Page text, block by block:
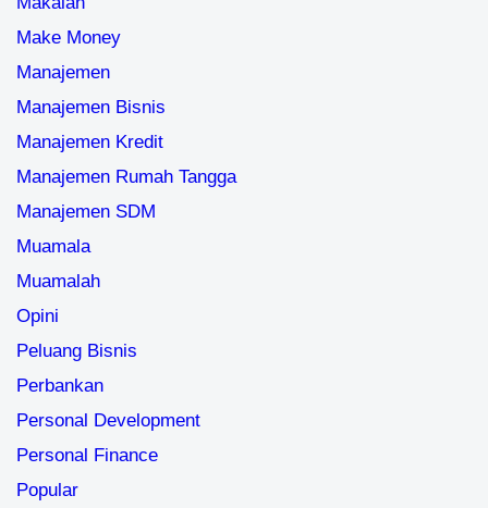
Make Money
Manajemen
Manajemen Bisnis
Manajemen Kredit
Manajemen Rumah Tangga
Manajemen SDM
Muamala
Muamalah
Opini
Peluang Bisnis
Perbankan
Personal Development
Personal Finance
Popular